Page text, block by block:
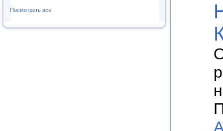
Посмотреть все